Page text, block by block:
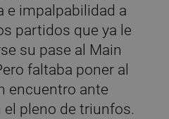
e impalpabilidad a
partidos que ya le
su pase al Main
faltaba poner al
encuentro ante
el pleno de triunfos.